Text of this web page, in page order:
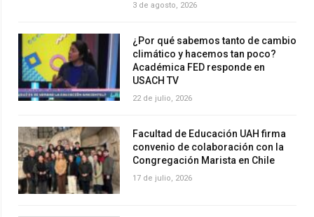
3 de agosto, 2026
¿Por qué sabemos tanto de cambio
climático y hacemos tan poco?
Académica FED responde en
USACH TV
22 de julio, 2026
Facultad de Educación UAH firma
convenio de colaboración con la
Congregación Marista en Chile
17 de julio, 2026